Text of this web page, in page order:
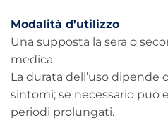
Modalità d’utilizzo
Una supposta la sera o
medica.
La durata dell’uso dipende
sintomi; se necessario può
periodi prolungati.